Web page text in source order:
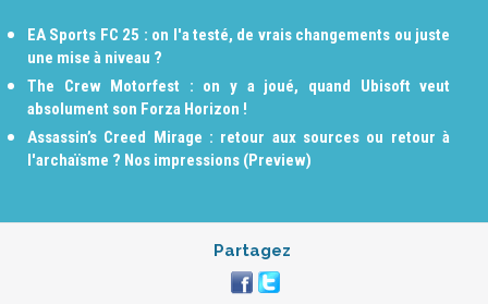
EA Sports FC 25 : on l'a testé, de vrais changements ou juste
une mise à niveau ?
The Crew Motorfest : on y a joué, quand Ubisoft veut
absolument son Forza Horizon !
Assassin’s Creed Mirage : retour aux sources ou retour à
l'archaïsme ? Nos impressions (Preview)
Partagez